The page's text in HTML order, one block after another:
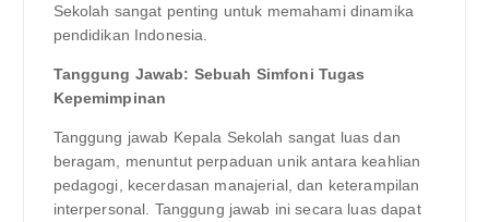
Sekolah sangat penting untuk memahami dinamika
pendidikan Indonesia.
Tanggung Jawab: Sebuah Simfoni Tugas
Kepemimpinan
Tanggung jawab Kepala Sekolah sangat luas dan
beragam, menuntut perpaduan unik antara keahlian
pedagogi, kecerdasan manajerial, dan keterampilan
interpersonal. Tanggung jawab ini secara luas dapat